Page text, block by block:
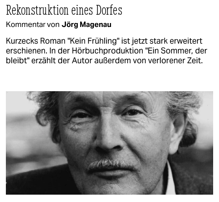
Rekonstruktion eines Dorfes
Kommentar von Jörg Magenau
Kurzecks Roman "Kein Frühling" ist jetzt stark erweitert
erschienen. In der Hörbuchproduktion "Ein Sommer, der
bleibt" erzählt der Autor außerdem von verlorener Zeit.